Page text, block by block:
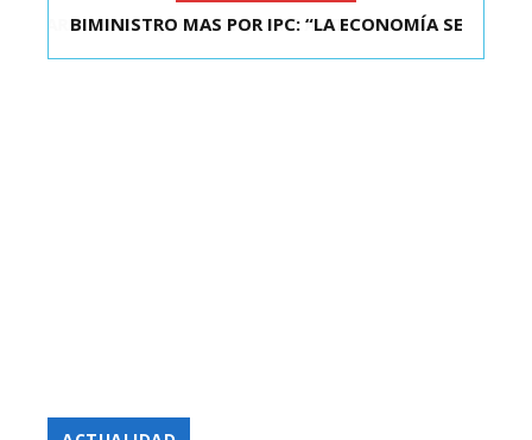
BIMINISTRO MAS POR IPC: “LA ECONOMÍA SE